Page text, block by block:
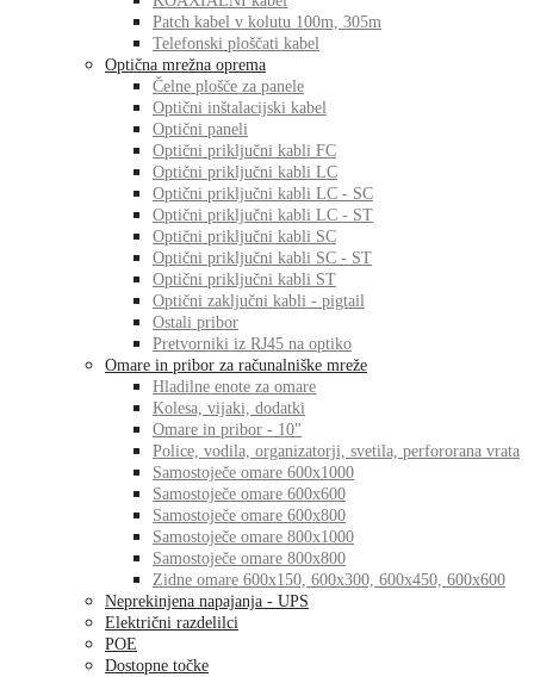
Patch kabel v kolutu 100m, 305m
Telefonski ploščati kabel
Optična mrežna oprema
Čelne plošče za panele
Optični inštalacijski kabel
Optični paneli
Optični priključni kabli FC
Optični priključni kabli LC
Optični priključni kabli LC - SC
Optični priključni kabli LC - ST
Optični priključni kabli SC
Optični priključni kabli SC - ST
Optični priključni kabli ST
Optični zaključni kabli - pigtail
Ostali pribor
Pretvorniki iz RJ45 na optiko
Omare in pribor za računalniške mreže
Hladilne enote za omare
Kolesa, vijaki, dodatki
Omare in pribor - 10"
Police, vodila, organizatorji, svetila, perfororana vrata
Samostoječe omare 600x1000
Samostoječe omare 600x600
Samostoječe omare 600x800
Samostoječe omare 800x1000
Samostoječe omare 800x800
Zidne omare 600x150, 600x300, 600x450, 600x600
Neprekinjena napajanja - UPS
Električni razdelilci
POE
Dostopne točke